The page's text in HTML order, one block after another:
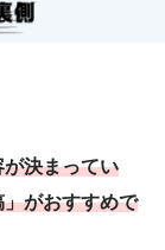
決まってい
がおすすめで